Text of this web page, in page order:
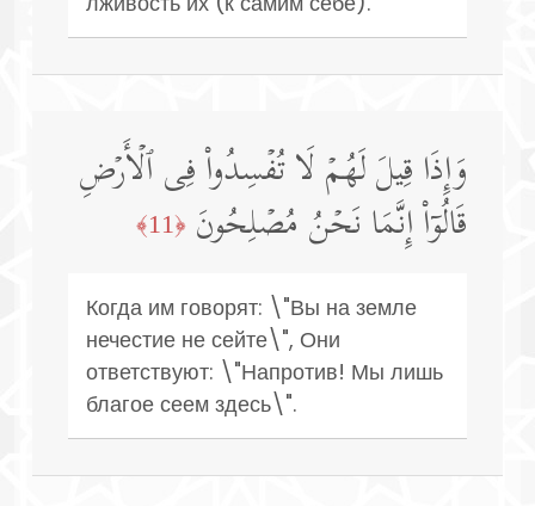
وَإِذَا قِیلَ لَهُمۡ لَا تُفۡسِدُوا۟ فِی ٱلۡأَرۡضِ
قَالُوۤا۟ إِنَّمَا نَحۡنُ مُصۡلِحُونَ ﴿11﴾
Когда им говорят: \"Вы на земле
нечестие не сейте\", Они
ответствуют: \"Напротив! Мы лишь
благое сеем здесь\".